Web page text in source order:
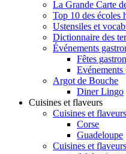
La Grande Carte
Top 10 des écoles
Ustensiles et
Dictionnaire des
Événements
Fêtes
Evénements
Argot de Bouche
Diner Lingo
Cuisines et flaveurs
Cuisines et
Corse
Guadeloupe
Cuisines et